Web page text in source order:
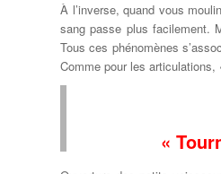
À l’inverse, quand vous
sang passe plus facilement.
Tous ces phénomènes
Comme pour les articulations,
«